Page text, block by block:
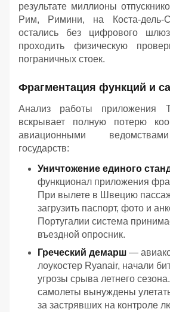
результате миллионы
Рим, Римини, на Коста-дель-
остались без цифрового
проходить физическую
пограничных стоек.
Фрагментация функций и
Анализ работы приложения
вскрывает полную потерю
авиационными
государств:
Уничтожение единого
функционал приложения
При вылете в Швецию
загрузить паспорт, фото и
Португалии система
въездной опросник.
Греческий демарш —
лоукостер Ryanair, начали
угрозы срыва летнего
самолеты вынуждены
за застрявших на контроле